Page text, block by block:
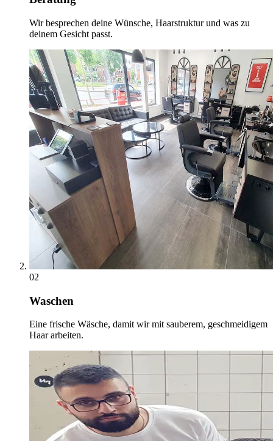
Wir besprechen deine Wünsche, Haarstruktur und was zu
deinem Gesicht passt.
02
Waschen
Eine frische Wäsche, damit wir mit sauberem, geschmeidigem
Haar arbeiten.